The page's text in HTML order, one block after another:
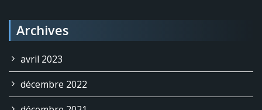
Archives
avril 2023
décembre 2022